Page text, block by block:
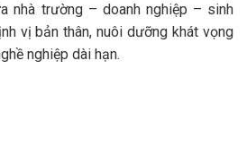
nhà trường – doanh nghiệp – sinh
vị bản thân, nuôi dưỡng khát vọng
nghiệp dài hạn.